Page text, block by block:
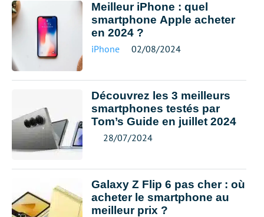
Meilleur iPhone : quel
smartphone Apple acheter
en 2024 ?
iPhone 02/08/2024
Découvrez les 3 meilleurs
smartphones testés par
Tom’s Guide en juillet 2024
28/07/2024
Galaxy Z Flip 6 pas cher : où
acheter le smartphone au
meilleur prix ?